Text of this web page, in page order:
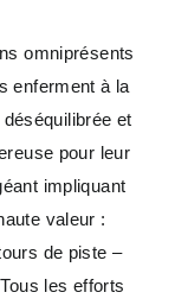
omniprésents
enferment à la
et
pour leur
impliquant
valeur :
de piste –
les efforts